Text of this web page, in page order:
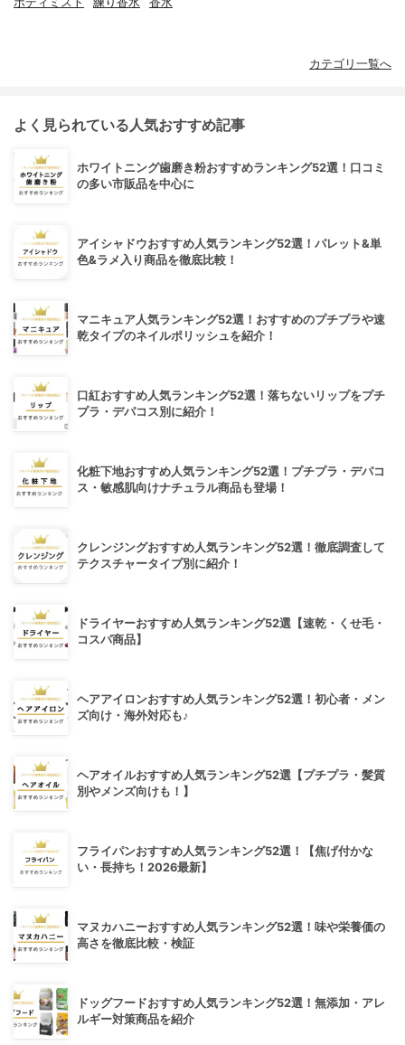
カテゴリ一覧へ
よく見られている人気おすすめ記事
ホワイトニング歯磨き粉おすすめランキング52選！口コミ
の多い市販品を中心に
アイシャドウおすすめ人気ランキング52選！パレット&単
色&ラメ入り商品を徹底比較！
マニキュア人気ランキング52選！おすすめのプチプラや速
乾タイプのネイルポリッシュを紹介！
口紅おすすめ人気ランキング52選！落ちないリップをプチ
プラ・デパコス別に紹介！
化粧下地おすすめ人気ランキング52選！プチプラ・デパコ
ス・敏感肌向けナチュラル商品も登場！
クレンジングおすすめ人気ランキング52選！徹底調査して
テクスチャータイプ別に紹介！
ドライヤーおすすめ人気ランキング52選【速乾・くせ毛・
コスパ商品】
ヘアアイロンおすすめ人気ランキング52選！初心者・メン
ズ向け・海外対応も♪
ヘアオイルおすすめ人気ランキング52選【プチプラ・髪質
別やメンズ向けも！】
フライパンおすすめ人気ランキング52選！【焦げ付かな
い・長持ち！2026最新】
マヌカハニーおすすめ人気ランキング52選！味や栄養価の
高さを徹底比較・検証
ドッグフードおすすめ人気ランキング52選！無添加・アレ
ルギー対策商品を紹介